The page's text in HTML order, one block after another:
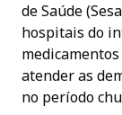
de Saúde
hospitais do
atender as
no período